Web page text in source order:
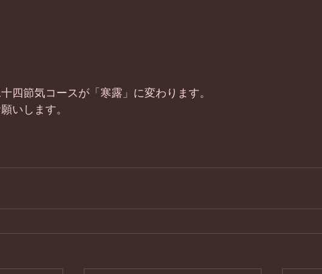
四節気コースが「寒露」に変わります。
いします。